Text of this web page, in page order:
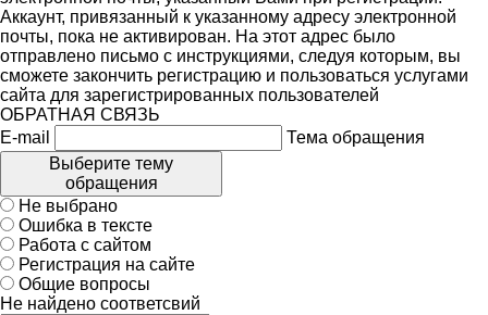
Аккаунт, привязанный к указанному адресу электронной
почты, пока не активирован. На этот адрес было
отправлено письмо с инструкциями, следуя которым, вы
сможете закончить регистрацию и пользоваться услугами
сайта для зарегистрированных пользователей
ОБРАТНАЯ СВЯЗЬ
E-mail
Тема обращения
Выберите тему
обращения
Не выбрано
Ошибка в тексте
Работа с сайтом
Регистрация на сайте
Общие вопросы
Не найдено соответсвий